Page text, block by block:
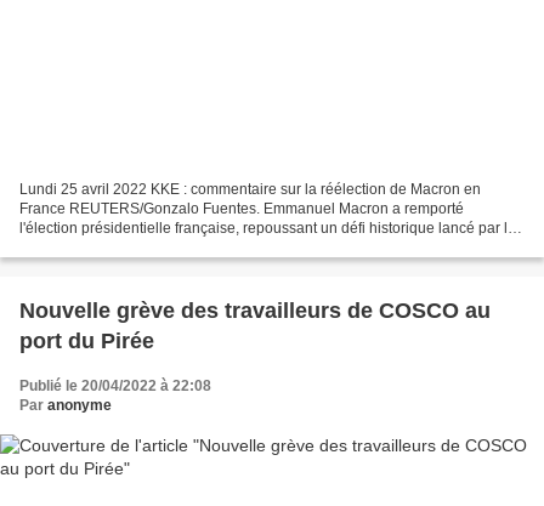
Lundi 25 avril 2022 KKE : commentaire sur la réélection de Macron en
France REUTERS/Gonzalo Fuentes. Emmanuel Macron a remporté
l'élection présidentielle française, repoussant un défi historique lancé par la
Nouvelle grève des travailleurs de COSCO au
port du Pirée
Publié le 20/04/2022 à 22:08
Par anonyme